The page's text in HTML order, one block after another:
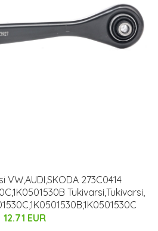
VW,AUDI,SKODA 273C0414
Tukivarsi,Tukivarsi,
12.71 EUR